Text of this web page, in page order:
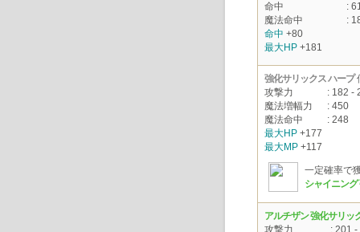
命中
:
魔法命中
:
命中 +80
最大HP +181
強化サリックス ハープ
攻撃力
: 182 -
魔法増幅力
: 450
魔法命中
: 248
最大HP +177
最大MP +117
一定確率で
シャイニン
アルチザン 強化サリッ
攻撃力
: 201